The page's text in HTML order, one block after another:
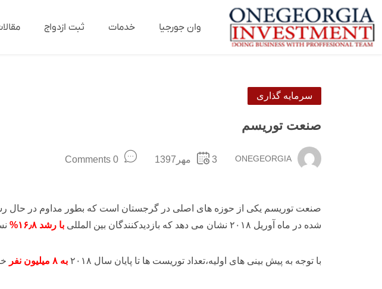
وان جورجیا خدمات ثبت ازدواج
سرمایه گذاری
صنعت توریسم
ONEGEORGIA 3مهر1397 0 Comments
صنعت توریسم یکی از حوزه های اصلی در گرجستان است که بطور مداوم در حال
شده در ماه آوریل ۲۰۱۸ نشان می دهد که بازدیدکنندگان بین المللی
با رشد ۱۶٫۸%
با توجه به پیش بینی های اولیه،تعداد توریست ها تا پایان سال ۲۰۱۸ به ۸ میلیون نفر